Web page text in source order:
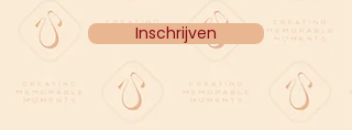
Inschrijven